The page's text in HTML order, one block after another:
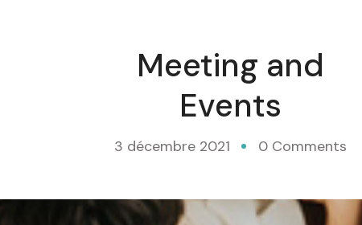
Meeting and
Events
3 décembre 2021 0 Comments